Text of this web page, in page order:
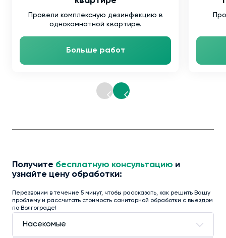
Провели комплексную дезинфекцию в
однокомнатной квартире.
Больше работ
Получите бесплатную консультацию и
узнайте цену обработки:
Перезвоним в течение 5 минут, чтобы рассказать, как решить Вашу
проблему и рассчитать стоимость санитарной обработки с выездом
по Волгограде!